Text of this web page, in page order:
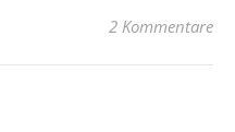
2 Kommentare